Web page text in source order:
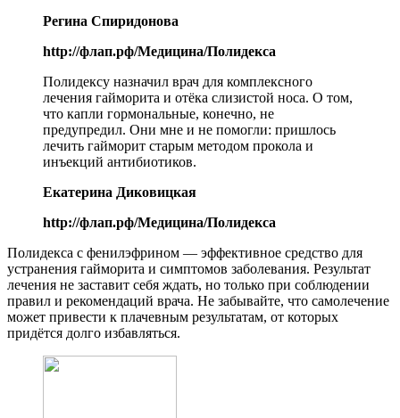
Регина Спиридонова
http://флап.рф/Медицина/Полидекса
Полидексу назначил врач для комплексного
лечения гайморита и отёка слизистой носа. О том,
что капли гормональные, конечно, не
предупредил. Они мне и не помогли: пришлось
лечить гайморит старым методом прокола и
инъекций антибиотиков.
Екатерина Диковицкая
http://флап.рф/Медицина/Полидекса
Полидекса с фенилэфрином — эффективное средство для
устранения гайморита и симптомов заболевания. Результат
лечения не заставит себя ждать, но только при соблюдении
правил и рекомендаций врача. Не забывайте, что самолечение
может привести к плачевным результатам, от которых
придётся долго избавляться.